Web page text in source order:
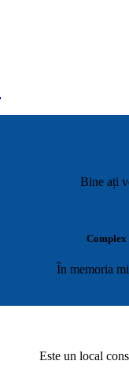
Bine ați
În memoria
Este un local